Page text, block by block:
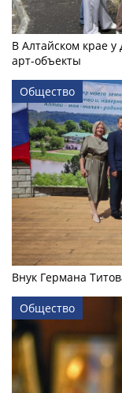
В Алтайском крае
арт-объекты
Общество
Внук Германа
Общество